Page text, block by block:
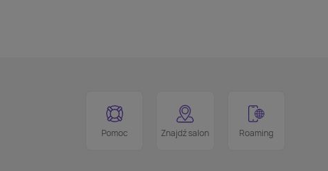
Pomoc Znajdź salon Roaming